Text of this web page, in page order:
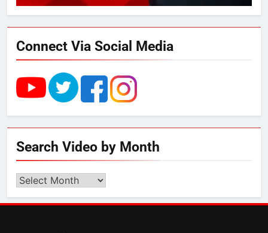
4
UP में ग्रामीण बिजली आपूर्ति से कृषि,
डेयरी, कुटीर उद्योग और स्वरोजगार को
मिला बढ़ावा
5
6
उत्तर प्रदेश में गांवों में बढ़ेंगी सुविधाएं: 67%
बढ़ा पंचायतों का बजट
Connect Via Social Media
Search Video by Month
Search
by